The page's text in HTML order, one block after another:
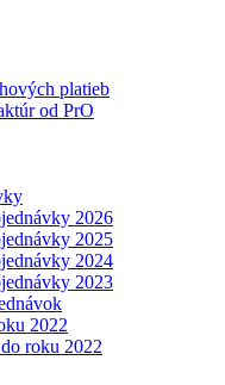
platieb
od PrO
2026
2025
2024
2023
2022
roku 2022